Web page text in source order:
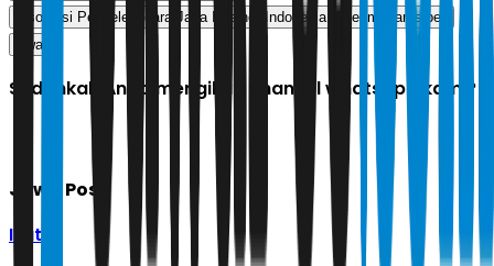
Asosiasi Penyelenggara Jasa Internet Indonesia
keamanan siber
awan
Sudahkah Anda mengikuti channel whatsapp kami?
Jawa Pos
Ikuti